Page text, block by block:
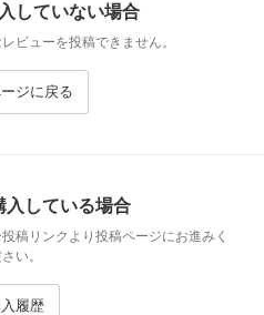
していない場合
ビューを投稿できません。
ジに戻る
入している場合
稿リンクより投稿ページにお進みく
い。
履歴